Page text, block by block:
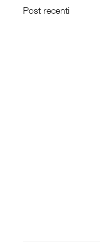
Post recenti